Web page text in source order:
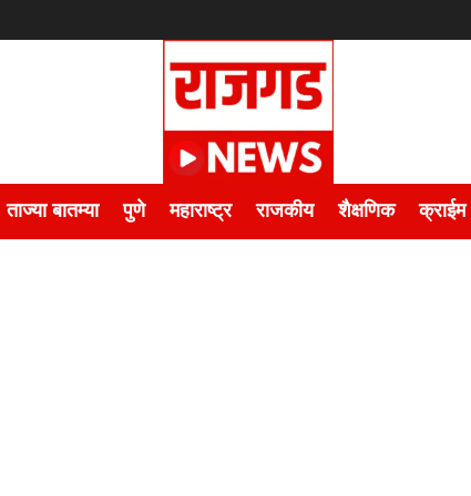
ताज्या बातम्या पुणे महाराष्ट्र राजकीय शैक्षणिक क्राईम